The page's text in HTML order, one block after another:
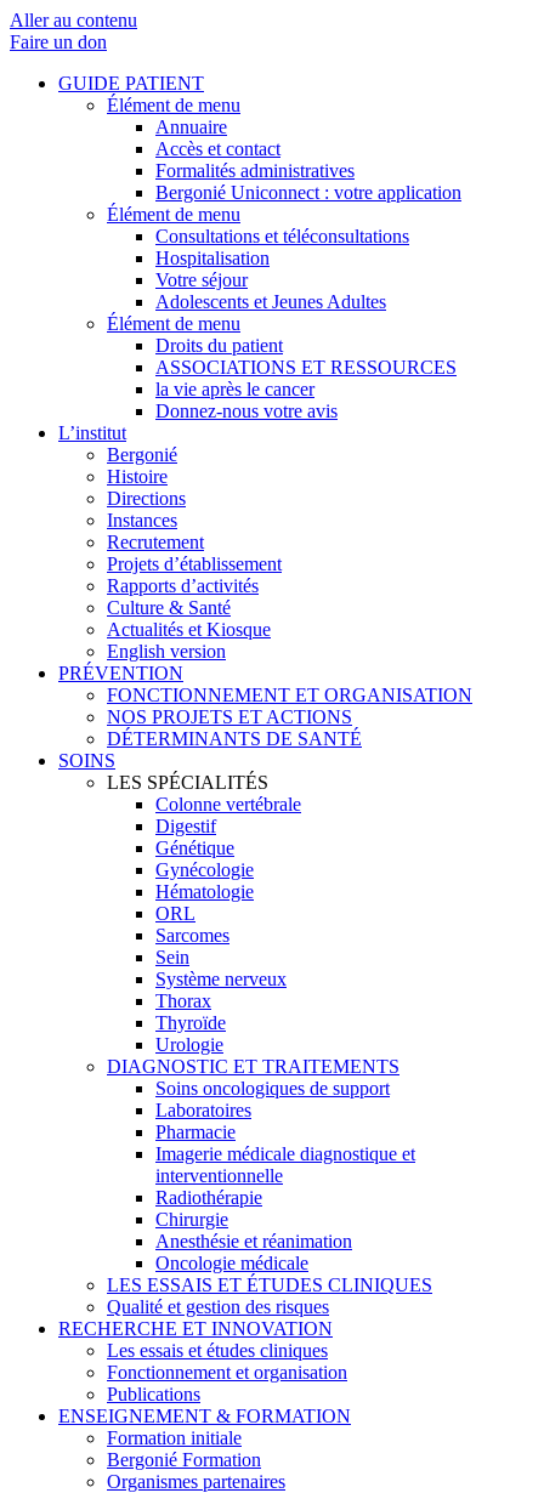
Aller au contenu
Faire un don
GUIDE PATIENT
Élément de menu
Annuaire
Accès et contact
Formalités administratives
Bergonié Uniconnect : votre application
Élément de menu
Consultations et téléconsultations
Hospitalisation
Votre séjour
Adolescents et Jeunes Adultes
Élément de menu
Droits du patient
ASSOCIATIONS ET RESSOURCES
la vie après le cancer
Donnez-nous votre avis
L’institut
Bergonié
Histoire
Directions
Instances
Recrutement
Projets d’établissement
Rapports d’activités
Culture & Santé
Actualités et Kiosque
English version
PRÉVENTION
FONCTIONNEMENT ET ORGANISATION
NOS PROJETS ET ACTIONS
DÉTERMINANTS DE SANTÉ
SOINS
LES SPÉCIALITÉS
Colonne vertébrale
Digestif
Génétique
Gynécologie
Hématologie
ORL
Sarcomes
Sein
Système nerveux
Thorax
Thyroïde
Urologie
DIAGNOSTIC ET TRAITEMENTS
Soins oncologiques de support
Laboratoires
Pharmacie
Imagerie médicale diagnostique et
interventionnelle
Radiothérapie
Chirurgie
Anesthésie et réanimation
Oncologie médicale
LES ESSAIS ET ÉTUDES CLINIQUES
Qualité et gestion des risques
RECHERCHE ET INNOVATION
Les essais et études cliniques
Fonctionnement et organisation
Publications
ENSEIGNEMENT & FORMATION
Formation initiale
Bergonié Formation
Organismes partenaires